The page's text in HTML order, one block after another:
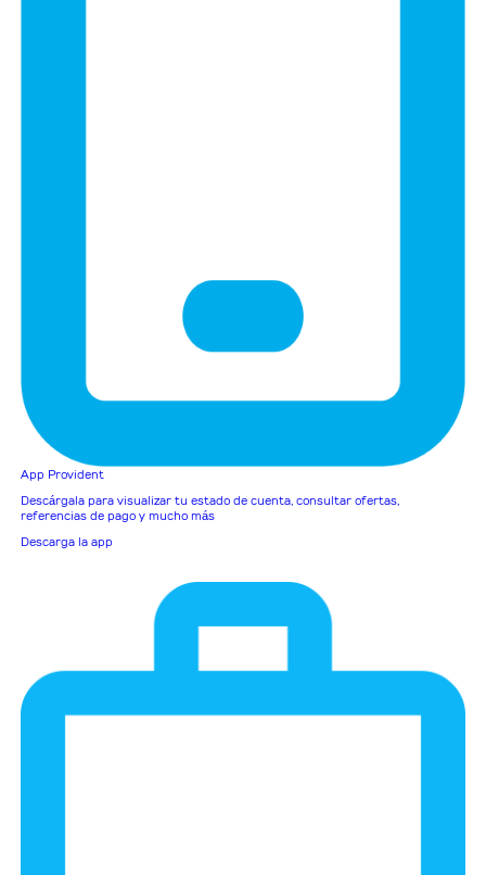
App Provident
Descárgala para visualizar tu estado de cuenta, consultar ofertas,
referencias de pago y mucho más
Descarga la app